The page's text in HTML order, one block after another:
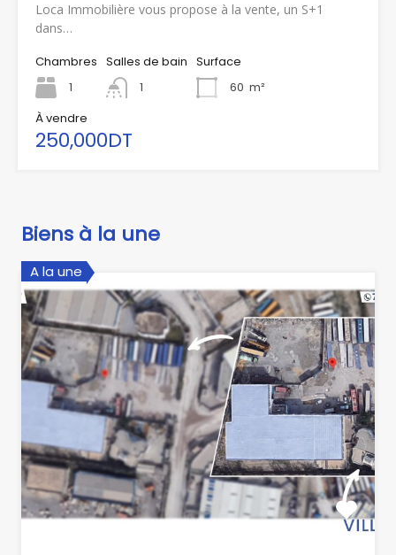
Loca Immobilière vous propose à la vente, un S+1
dans…
Chambres
1
Salles de bain
1
Surface
60 m²
À vendre
250,000DT
Biens à la une
A la une